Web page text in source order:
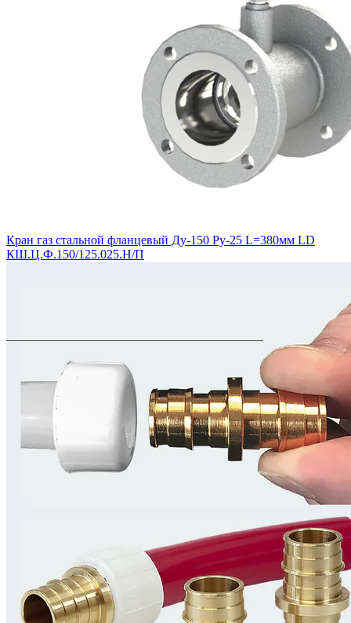
Кран газ стальной фланцевый Ду-150 Ру-25 L=380мм LD
КШ.Ц.Ф.150/125.025.Н/П